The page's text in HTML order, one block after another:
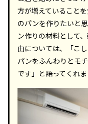
方が増えていること
のパンを作りたいと
ン作りの材料として
由については、「こ
パンをふんわりとモ
です」と語ってくれま